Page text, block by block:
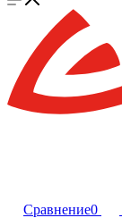
Сравнение0